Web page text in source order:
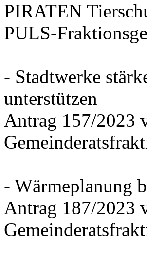
PIRATEN
PULS-
- Stadtwerke
unterstützen
Antrag 157/2023
- Wärmeplanung
Antrag 187/2023